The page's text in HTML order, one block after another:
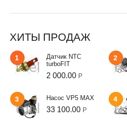
ХИТЫ ПРОДАЖ
1
Датчик NTC
turboFIT
2 000.00 Р
2
3 Насос VP5 MAX
33 100.00 Р
4